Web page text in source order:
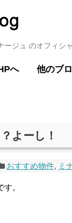
ジュ のオフィシ
へ 他のブ
よーし！
おすすめ物件, ミ
。